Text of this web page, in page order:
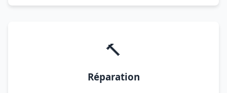
🔨
Réparation